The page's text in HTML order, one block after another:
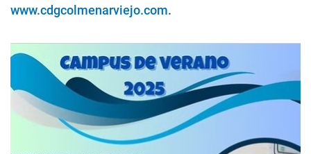
www.cdgcolmenarviejo.com.